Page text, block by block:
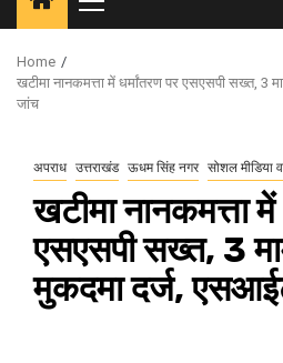
Primary
Menu
Home
खटीमा नानकमत्ता में धर्मांतरण पर एसएसपी सख्त, 3
जांच
अपराध उत्तराखंड ऊधम सिंह नगर सोशल मीडिया
खटीमा नानकमत्ता में
एसएसपी सख्त, 3
मुकदमा दर्ज,